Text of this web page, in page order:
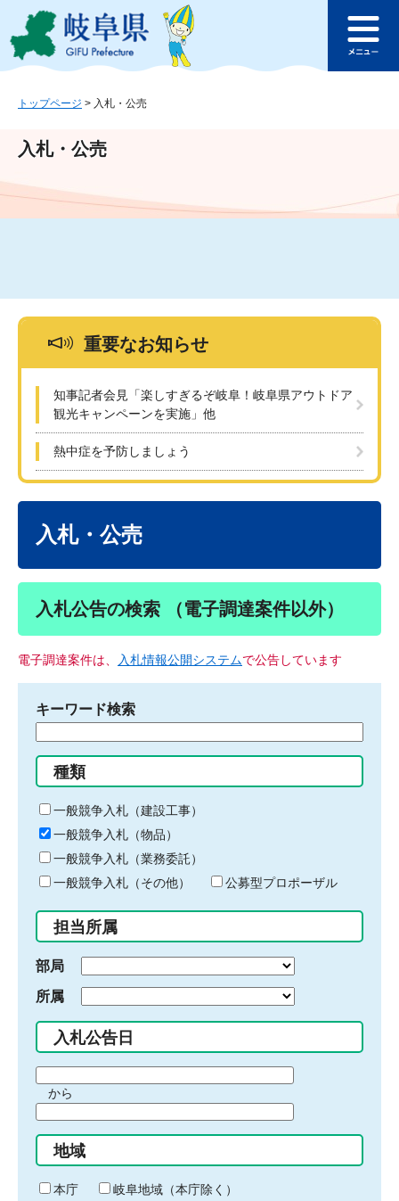
ジ
ュ
文
このページの本文へ
ュ
トップページ > 入札・公売
入札・公売
重要なお知らせ
知事記者会見「楽しすぎるぞ岐阜！岐阜県アウトドア
観光キャンペーンを実施」他
熱中症を予防しましょう
入札・公売
入札公告の検索 （電子調達案件以外）
電子調達案件は、 入札情報公開システムで公告しています
キーワード検索
る
キ
ー
ワ
ー
ド
入
力
種類
一般競争入札（建設工事）
一般競争入札（物品）
一般競争入札（業務委託）
一般競争入札（その他）
公募型プロポーザル
担当所属
部局
所属
入札公告日
間
始
り
から
間
終
わ
地域
本庁
岐阜地域（本庁除く）